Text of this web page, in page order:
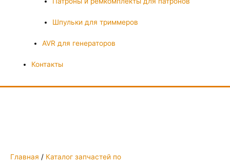
Шпульки для триммеров
AVR для генераторов
Контакты
Главная / Каталог запчастей по